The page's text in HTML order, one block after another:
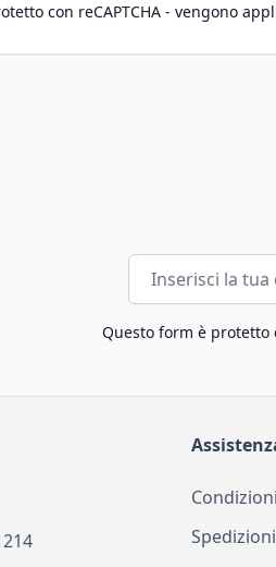
con reCAPTCHA - vengono
Indirizzo email
Questo form è protetto